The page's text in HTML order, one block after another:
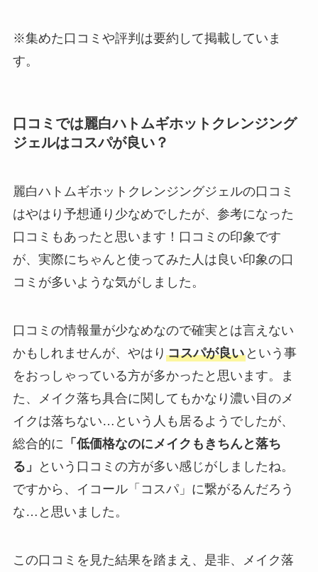
※集めた口コミや評判は要約して掲載していま
す。
口コミでは麗白ハトムギホットクレンジング
ジェルはコスパが良い？
麗白ハトムギホットクレンジングジェルの口コミ
はやはり予想通り少なめでしたが、参考になった
口コミもあったと思います！口コミの印象です
が、実際にちゃんと使ってみた人は良い印象の口
コミが多いような気がしました。
口コミの情報量が少なめなので確実とは言えない
かもしれませんが、やはり コスパが良いという事
をおっしゃっている方が多かったと思います。ま
た、メイク落ち具合に関してもかなり濃い目のメ
イクは落ちない…という人も居るようでしたが、
総合的に 「低価格なのにメイクもきちんと落ち
る」
という口コミの方が多い感じがしましたね。
ですから、イコール「コスパ」に繋がるんだろう
な…と思いました。
この口コミを見た結果を踏まえ、是非、メイク落